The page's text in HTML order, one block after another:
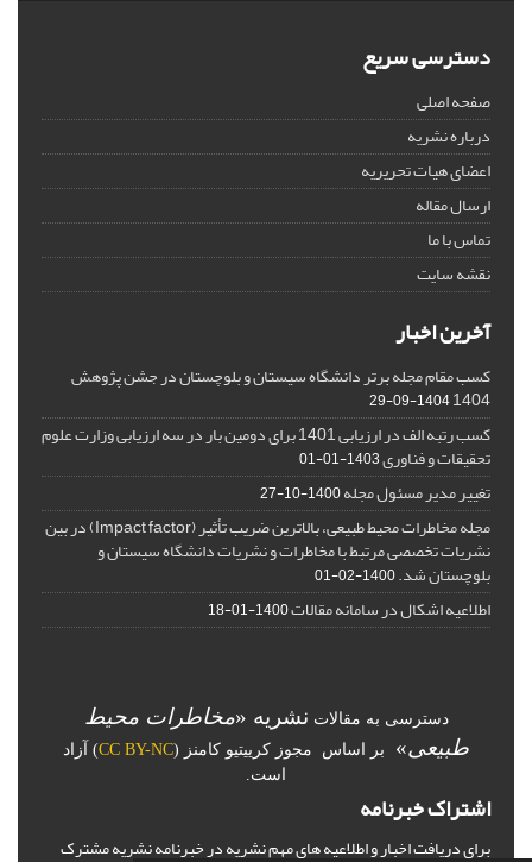
دسترسی سریع
صفحه اصلی
درباره نشریه
اعضای هیات تحریریه
ارسال مقاله
تماس با ما
نقشه سایت
آخرین اخبار
کسب مقام مجله برتر دانشگاه سیستان و بلوچستان در جشن پژوهش
1404
1404-09-29
کسب رتبه الف در ارزیابی 1401 برای دومین بار در سه ارزیابی وزارت علوم
تحقیقات و فناوری1403-01-01
تغییر مدیر مسئول مجله1400-10-27
مجله مخاطرات محیط طبیعی، بالاترین ضریب تأثیر (Impact factor) در بین
نشریات تخصصی مرتبط با مخاطرات و نشریات دانشگاه سیستان و
بلوچستان شد.1400-02-01
اطلاعیه اشکال در سامانه مقالات1400-01-18
دسترسی به مقالات نشریه «مخاطرات محیط
طبیعی» بر اساس مجوز کرییتیو کامنز (CC BY-NC) آزاد
است.
اشتراک خبرنامه
برای دریافت اخبار و اطلاعیه های مهم نشریه در خبرنامه نشریه مشترک